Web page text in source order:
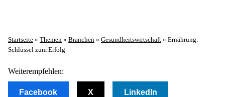
Startseite » Themen » Branchen » Gesundheitswirtschaft » Ernährung:
Schlüssel zum Erfolg
Weiterempfehlen:
Facebook X LinkedIn